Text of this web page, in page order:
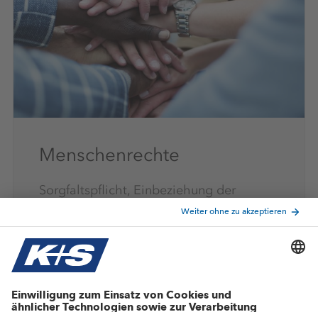
Menschenrechte
Sorgfaltspflicht, Einbeziehung der
Interessengruppen, Offenlegung ►
Sorgfalt